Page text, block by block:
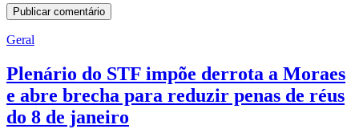
Geral
Plenário do STF impõe derrota a Moraes
e abre brecha para reduzir penas de réus
do 8 de janeiro